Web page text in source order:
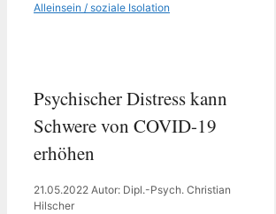
Alleinsein / soziale Isolation
Psychischer Distress kann
Schwere von COVID-19
erhöhen
21.05.2022 Autor: Dipl.-Psych. Christian
Hilscher